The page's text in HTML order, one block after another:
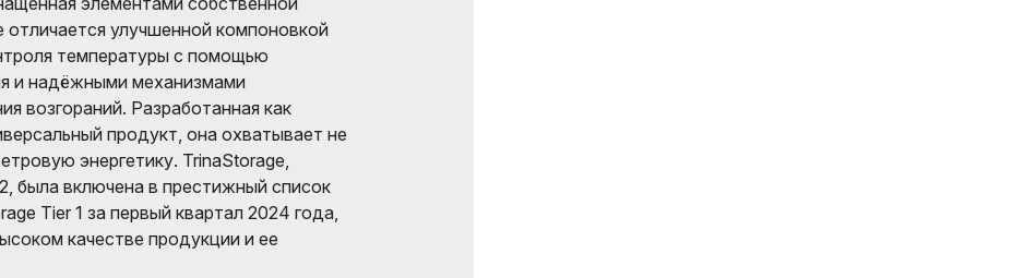
улучшенной компоновкой
температуры с помощью
и надёжными механизмами
возгораний. Разработанная как
продукт, она охватывает не
энергетику. TrinaStorage,
была включена в престижный список
Tier 1 за первый квартал 2024 года,
качестве продукции и ее